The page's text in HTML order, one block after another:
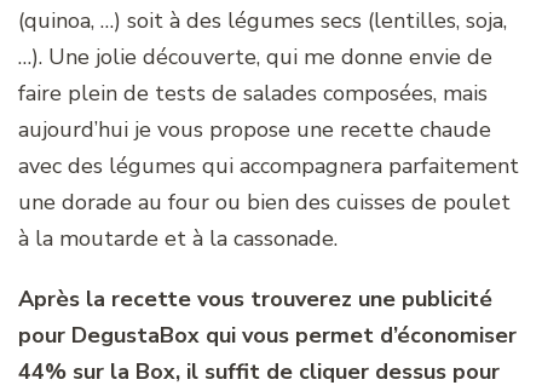
(quinoa, …) soit à des légumes secs (lentilles, soja,
…). Une jolie découverte, qui me donne envie de
faire plein de tests de salades composées, mais
aujourd’hui je vous propose une recette chaude
avec des légumes qui accompagnera parfaitement
une dorade au four ou bien des cuisses de poulet
à la moutarde et à la cassonade.
Après la recette vous trouverez une publicité
pour DegustaBox qui vous permet d’économiser
44% sur la Box, il suffit de cliquer dessus pour